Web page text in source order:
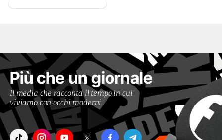
Più che un giornale
Il media che racconta il tempo in cui
viviamo con occhi moderni